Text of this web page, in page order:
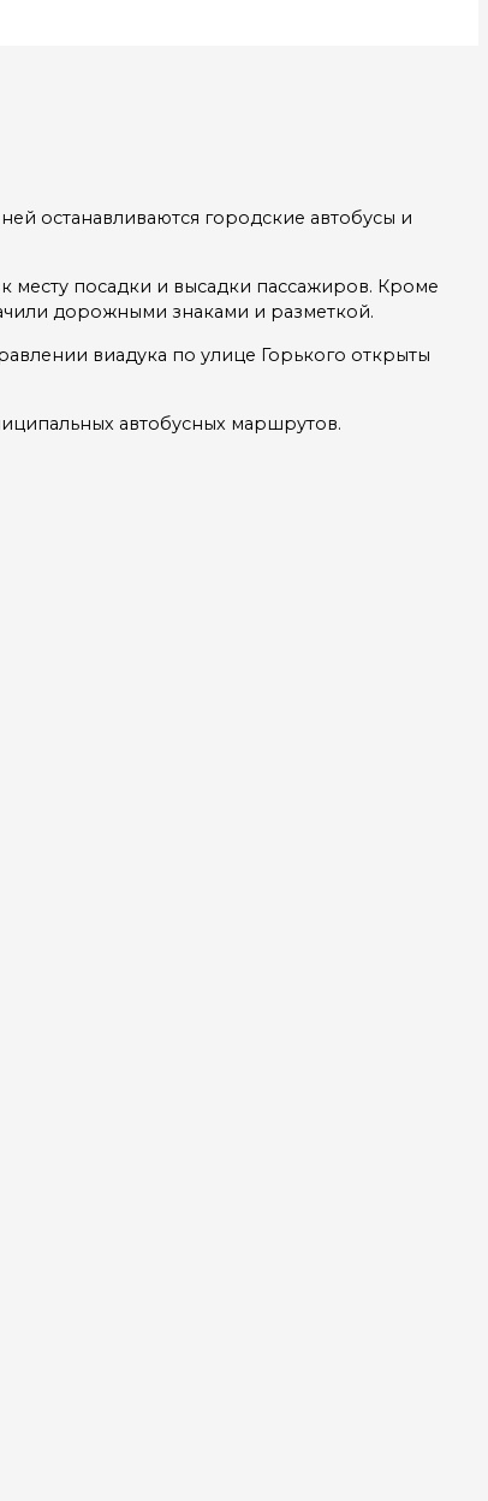
останавливаются городские автобусы и
месту посадки и высадки пассажиров. Кроме
дорожными знаками и разметкой.
виадука по улице Горького открыты
автобусных маршрутов.